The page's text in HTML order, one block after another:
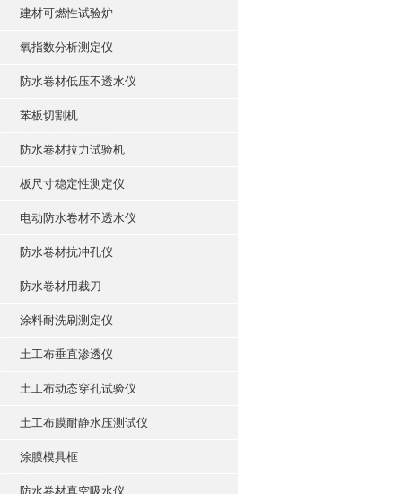
建材可燃性试验炉
氧指数分析测定仪
防水卷材低压不透水仪
苯板切割机
防水卷材拉力试验机
板尺寸稳定性测定仪
电动防水卷材不透水仪
防水卷材抗冲孔仪
防水卷材用裁刀
涂料耐洗刷测定仪
土工布垂直渗透仪
土工布动态穿孔试验仪
土工布膜耐静水压测试仪
涂膜模具框
防水卷材真空吸水仪